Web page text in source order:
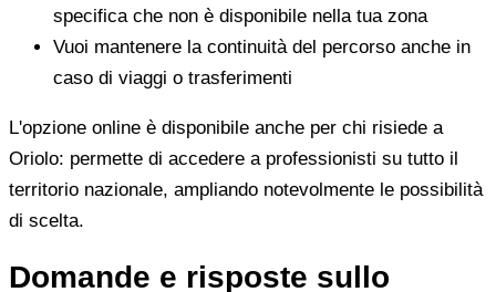
specifica che non è disponibile nella tua zona
Vuoi mantenere la continuità del percorso anche in
caso di viaggi o trasferimenti
L'opzione online è disponibile anche per chi risiede a
Oriolo: permette di accedere a professionisti su tutto il
territorio nazionale, ampliando notevolmente le possibilità
di scelta.
Domande e risposte sullo